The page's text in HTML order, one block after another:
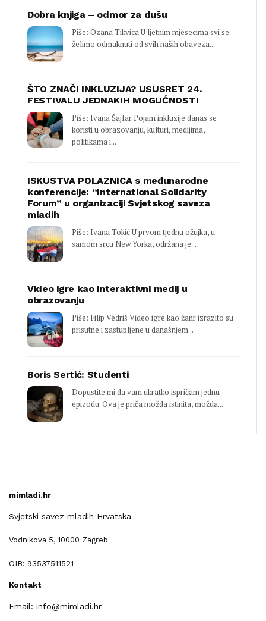
Dobra knjiga – odmor za dušu
Piše: Ozana Tikvica U ljetnim mjesecima svi se
želimo odmaknuti od svih naših obaveza...
ŠTO ZNAČI INKLUZIJA? USUSRET 24.
FESTIVALU JEDNAKIH MOGUĆNOSTI
Piše: Ivana Šajfar Pojam inkluzije danas se
koristi u obrazovanju, kulturi, medijima,
politikama i...
ISKUSTVA POLAZNICA s međunarodne
konferencije: “International Solidarity
Forum” u organizaciji Svjetskog saveza
mladih
Piše: Ivana Tokić U prvom tjednu ožujka, u
samom srcu New Yorka, održana je...
Video igre kao interaktivni medij u
obrazovanju
Piše: Filip Vedriš Video igre kao žanr izrazito su
prisutne i zastupljene u današnjem...
Boris Sertić: Studenti
Dopustite mi da vam ukratko ispričam jednu
epizodu. Ova je priča možda istinita, možda...
mimladi.hr
Svjetski savez mladih Hrvatska
Vodnikova 5, 10000 Zagreb
OIB: 93537511521
Kontakt
Email: info@mimladi.hr